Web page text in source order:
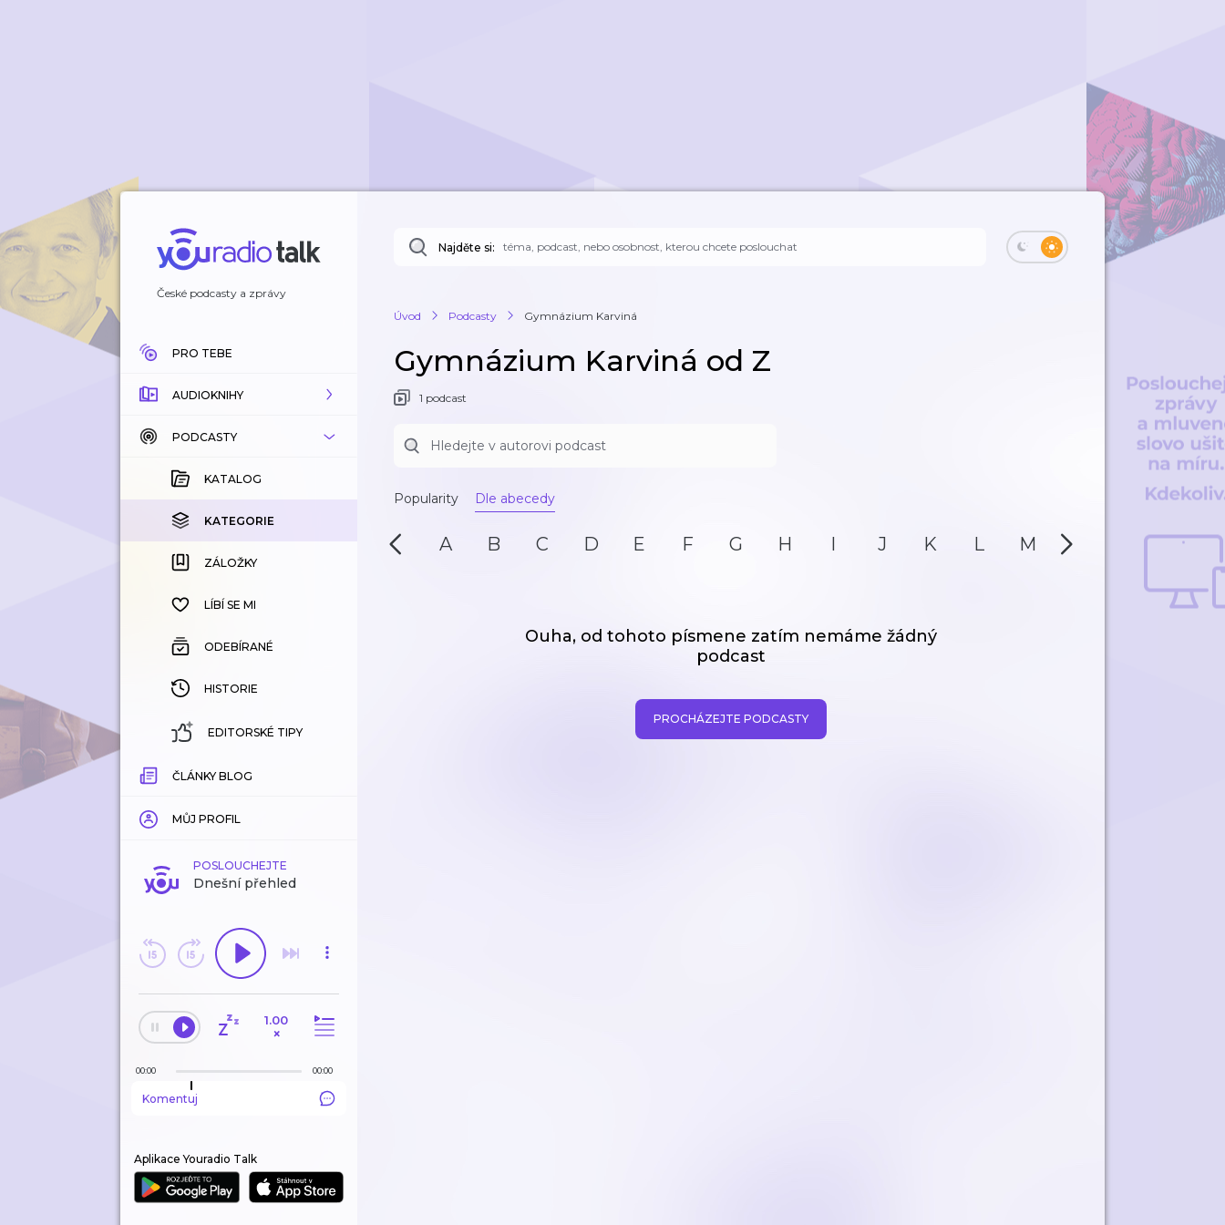
České podcasty a zprávy
PRO TEBE
AUDIOKNIHY
KATALOG
KOUPENÉ
KATEGORIE
ZÁLOŽKY
HISTORIE
PODCASTY
KATALOG
KATEGORIE
ZÁLOŽKY
LÍBÍ SE MI
ODEBÍRANÉ
HISTORIE
EDITORSKÉ TIPY
ČLÁNKY BLOG
MŮJ PROFIL
POSLOUCHEJTE
Dnešní přehled
1.00
×
00:00 00:00
Komentuj
Aplikace Youradio Talk
Najděte si:
Úvod Podcasty Gymnázium Karviná
Gymnázium Karviná od Z
1 podcast
Popularity Dle abecedy
A B C D E F G H I J K L M N P
Ouha, od tohoto písmene zatím nemáme žádný
podcast
PROCHÁZEJTE PODCASTY